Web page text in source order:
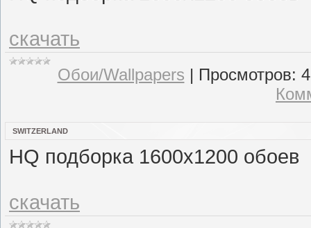
скачать
Обои/Wallpapers | Просмотров:
SWITZERLAND
HQ подборка 1600x1200 обоев
скачать